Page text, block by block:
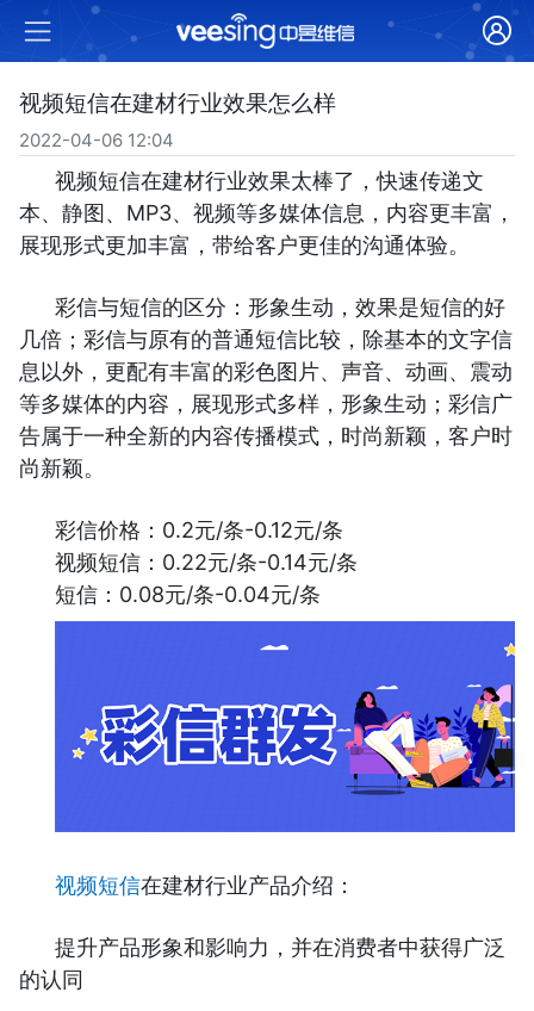
视频短信在建材行业效果怎么样
2022-04-06 12:04
视频短信在建材行业效果太棒了，快速传递文
本、静图、MP3、视频等多媒体信息，内容更丰富，
展现形式更加丰富，带给客户更佳的沟通体验。
彩信与短信的区分：形象生动，效果是短信的好
几倍；彩信与原有的普通短信比较，除基本的文字信
息以外，更配有丰富的彩色图片、声音、动画、震动
等多媒体的内容，展现形式多样，形象生动；彩信广
告属于一种全新的内容传播模式，时尚新颖，客户时
尚新颖。
彩信价格：0.2元/条-0.12元/条
视频短信：0.22元/条-0.14元/条
短信：0.08元/条-0.04元/条
视频短信在建材行业产品介绍：
提升产品形象和影响力，并在消费者中获得广泛
的认同